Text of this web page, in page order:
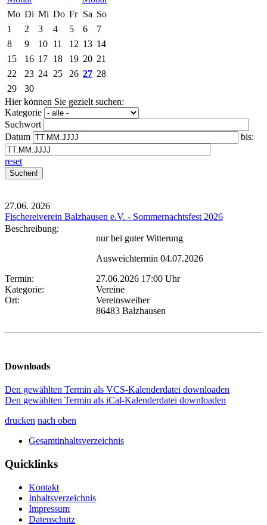
Mo Di Mi Do Fr Sa So
1
2 3 4 5 6
7
8
9 10 11 12 13 14
15
16 17 18 19 20 21
22
23 24 25 26 27 28
29
30
Hier können Sie gezielt suchen:
Kategorie
Suchwort
Datum
bis:
reset
27.06. 2026
Fischereiverein Balzhausen e.V. - Sommernachtsfest 2026
Beschreibung:
nur bei guter Witterung
Ausweichtermin 04.07.2026
Termin:
27.06.2026 17:00 Uhr
Kategorie:
Vereine
Ort:
Vereinsweiher
86483 Balzhausen
Downloads
Den gewählten Termin als VCS-Kalenderdatei downloaden
Den gewählten Termin als iCal-Kalenderdatei downloaden
drucken nach oben
Gesamtinhaltsverzeichnis
Quicklinks
Kontakt
Inhaltsverzeichnis
Impressum
Datenschutz